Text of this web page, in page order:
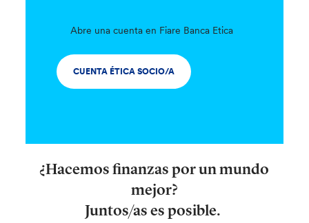
Abre una cuenta en Fiare Banca Etica
CUENTA ÉTICA SOCIO/A
¿Hacemos finanzas por un mundo
mejor?
Juntos/as es posible.